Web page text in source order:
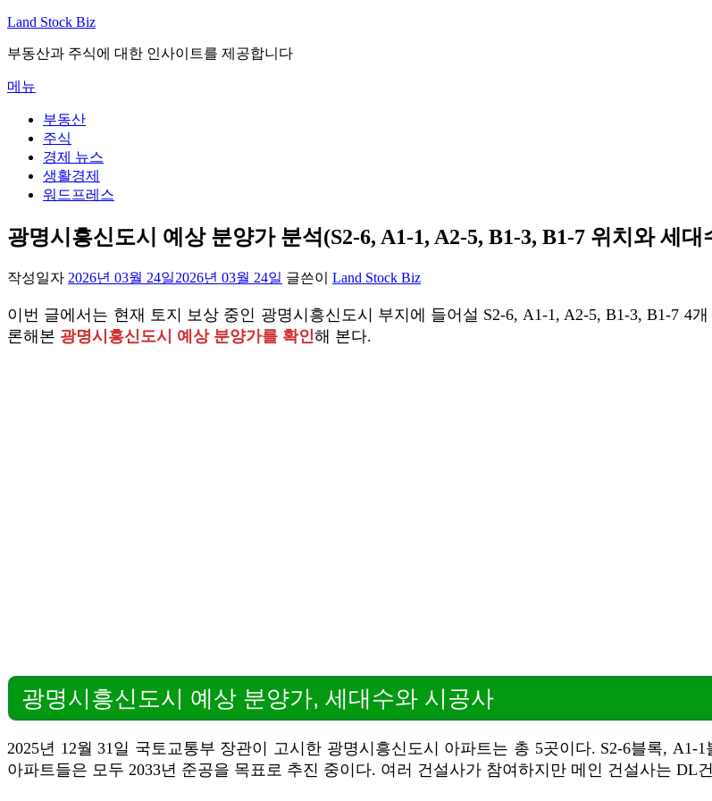
내
으
로
바
Land Stock Biz
부동산과 주식에 대한 인사이트를 제공합니다
메뉴
부동산
주식
경제 뉴스
생활경제
워드프레스
광명시흥신도시 예상 분양가 분석(S2-6, A1-1, A2-5, B1-3, B1-7 위치와 세대
작성일자 2026년 03월 24일2026년 03월 24일 글쓴이 Land Stock Biz
이번 글에서는 현재 토지 보상 중인 광명시흥신도시 부지에 들어설 S2-6, A1-1, A2-5, B1-3, B1-7 4
론해본 광명시흥신도시 예상 분양가를 확인해 본다.
광명시흥신도시 예상 분양가, 세대수와 시공사
2025년 12월 31일 국토교통부 장관이 고시한 광명시흥신도시 아파트는 총 5곳이다. S2-6블록,
아파트들은 모두 2033년 준공을 목표로 추진 중이다. 여러 건설사가 참여하지만 메인 건설사는 DL